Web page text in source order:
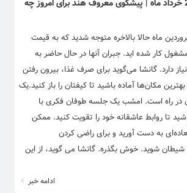
فال هندی امروز 27 خرداد ماه | پیشگوی معروف هند برای امروز چه
ماه حالا بالاخره متوجه شدید که به قیمت
کار شده اید. جبران آنها در حال حاضر به
دارد. گانشا می‌گوید برای صرف غذا، بیرون رفتن
مکان‌ها آماده باشید تا کیفتان را باز کنید.یک
در راه است. امشب یک جلسه طوفان فکری با
تا روابط عاشقانه خود را تقویت کنید. ممکن
به دست آورید و برای راضی کردن
شوید. خوش بگذره. گانشا می گوید، از این
ادامه خبر